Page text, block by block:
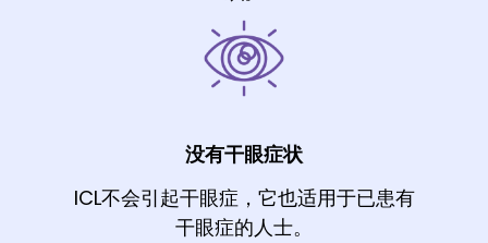
没有干眼症状
ICL不会引起干眼症，它也适用于已患有
干眼症的人士。